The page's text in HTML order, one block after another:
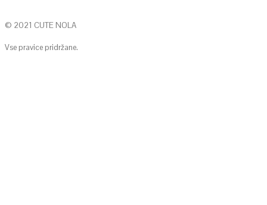
© 2021 CUTE NOLA
Vse pravice pridržane.